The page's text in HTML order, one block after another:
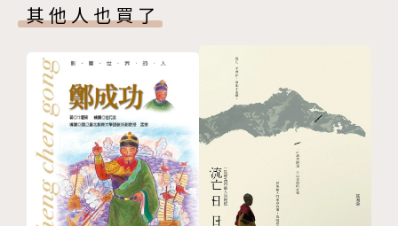
其他人也買了